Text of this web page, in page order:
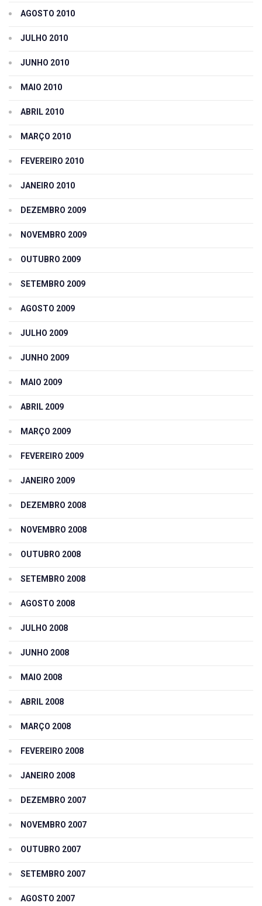
AGOSTO 2010
JULHO 2010
JUNHO 2010
MAIO 2010
ABRIL 2010
MARÇO 2010
FEVEREIRO 2010
JANEIRO 2010
DEZEMBRO 2009
NOVEMBRO 2009
OUTUBRO 2009
SETEMBRO 2009
AGOSTO 2009
JULHO 2009
JUNHO 2009
MAIO 2009
ABRIL 2009
MARÇO 2009
FEVEREIRO 2009
JANEIRO 2009
DEZEMBRO 2008
NOVEMBRO 2008
OUTUBRO 2008
SETEMBRO 2008
AGOSTO 2008
JULHO 2008
JUNHO 2008
MAIO 2008
ABRIL 2008
MARÇO 2008
FEVEREIRO 2008
JANEIRO 2008
DEZEMBRO 2007
NOVEMBRO 2007
OUTUBRO 2007
SETEMBRO 2007
AGOSTO 2007